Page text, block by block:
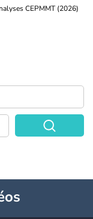
CEPMMT (2026)